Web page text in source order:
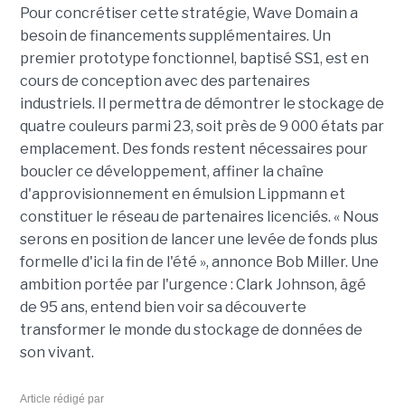
Pour concrétiser cette stratégie, Wave Domain a
besoin de financements supplémentaires. Un
premier prototype fonctionnel, baptisé SS1, est en
cours de conception avec des partenaires
industriels. Il permettra de démontrer le stockage de
quatre couleurs parmi 23, soit près de 9 000 états par
emplacement. Des fonds restent nécessaires pour
boucler ce développement, affiner la chaîne
d'approvisionnement en émulsion Lippmann et
constituer le réseau de partenaires licenciés. « Nous
serons en position de lancer une levée de fonds plus
formelle d'ici la fin de l'été », annonce Bob Miller. Une
ambition portée par l'urgence : Clark Johnson, âgé
de 95 ans, entend bien voir sa découverte
transformer le monde du stockage de données de
son vivant.
Article rédigé par